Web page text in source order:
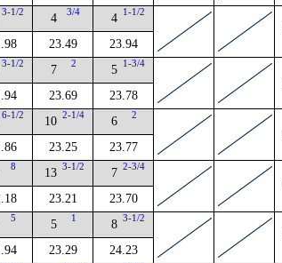
3-1/2 4 3/4
23.49
4 1-1/2
23.94
3-1/2 7 2
23.69
5 1-3/4
23.78
6-1/2 10 2-1/4
23.25
6 2
23.77
8 13 3-1/2
23.21
7 2-3/4
23.70
5 5 1
23.29
8 3-1/2
24.23